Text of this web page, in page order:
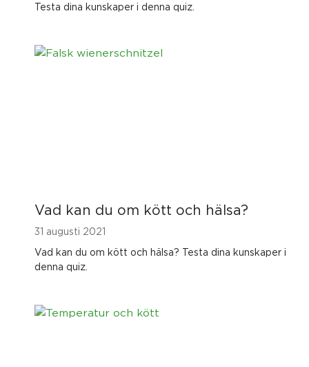
Testa dina kunskaper i denna quiz.
Vad kan du om kött och hälsa?
31 augusti 2021
Vad kan du om kött och hälsa? Testa dina kunskaper i
denna quiz.